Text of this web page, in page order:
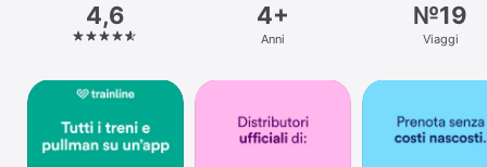
Piattaforma
iPhone
iPad
Watch
4,6 4+
Anni
№19
Viaggi